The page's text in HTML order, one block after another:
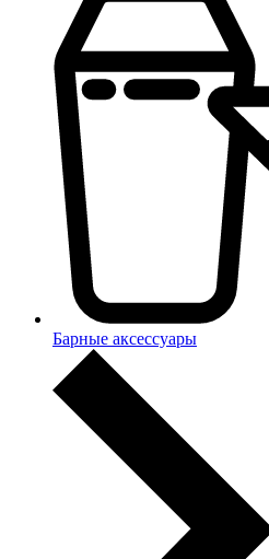
Барные аксессуары